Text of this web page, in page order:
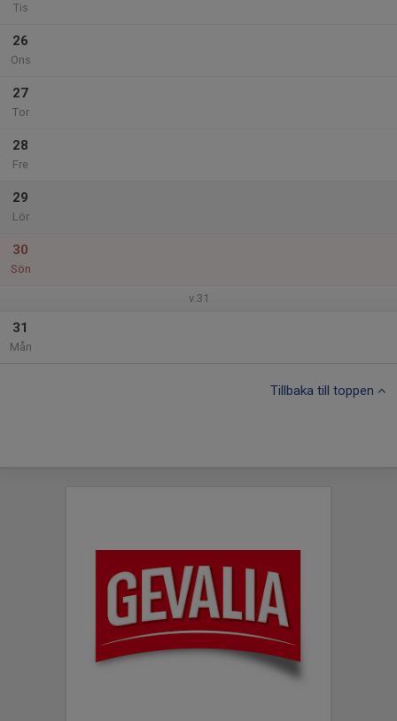
Tis
26
Ons
27
Tor
28
Fre
29
Lör
30
Sön
v.31
31
Mån
Tillbaka till toppen